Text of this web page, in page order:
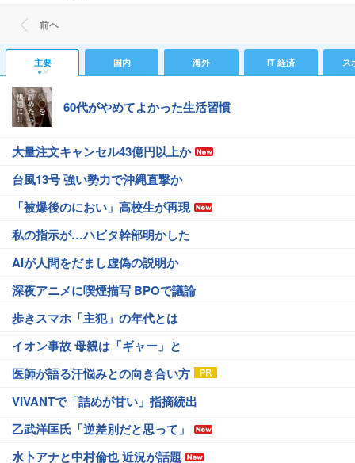
前ヘ
主要 国内 海外 IT 経済 ス
60代がやめてよかった生活習慣
大量注文キャンセル43億円以上か
台風13号 強い勢力で沖縄直撃か
「被爆後のにおい」高校生が再現
私の指示が…ハビタ幹部明かした
AIが人間をだまし虚偽の説明か
深夜アニメに喫煙描写 BPOで議論
歩きスマホ「主犯」の年代とは
イオン事故 母親は「ギャー」と
医師が語る汗悩みとの向き合い方
VIVANTで「詰めが甘い」指摘続出
乙武洋匡氏「逆差別だと思って」
水卜アナと中村倫也 近況が話題